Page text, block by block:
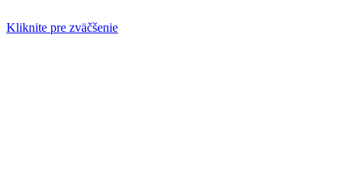
Kliknite pre zväčšenie